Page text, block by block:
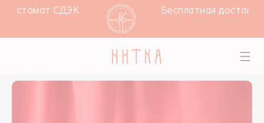
СДЭК Бесплатная